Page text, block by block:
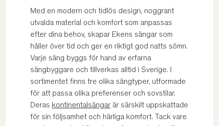
Med en modern och tidlös design, noggrant
utvalda material och komfort som anpassas
efter dina behov, skapar Ekens sängar som
håller över tid och ger en riktigt god natts sömn.
Varje säng byggs för hand av erfarna
sängbyggare och tillverkas alltid i Sverige. I
sortimentet finns tre olika sängtyper, utformade
för att passa olika preferenser och sovstilar.
Deras kontinentalsängar är särskilt uppskattade
för sin följsamhet och härliga komfort. Tack vare